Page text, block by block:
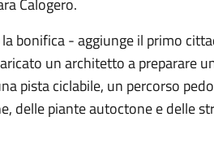
Calogero.
bonifica - aggiunge il primo
un architetto a preparare
pista ciclabile, un percorso
delle piante autoctone e delle